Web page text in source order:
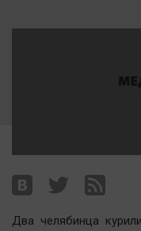
Поиск
Два челябинца